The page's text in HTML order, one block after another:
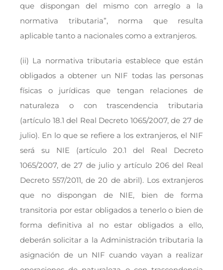
que dispongan del mismo con arreglo a la
normativa tributaria”, norma que resulta
aplicable tanto a nacionales como a extranjeros.
(ii) La normativa tributaria establece que están
obligados a obtener un NIF todas las personas
físicas o jurídicas que tengan relaciones de
naturaleza o con trascendencia tributaria
(artículo 18.1 del Real Decreto 1065/2007, de 27 de
julio). En lo que se refiere a los extranjeros, el NIF
será su NIE (artículo 20.1 del Real Decreto
1065/2007, de 27 de julio y artículo 206 del Real
Decreto 557/2011, de 20 de abril). Los extranjeros
que no dispongan de NIE, bien de forma
transitoria por estar obligados a tenerlo o bien de
forma definitiva al no estar obligados a ello,
deberán solicitar a la Administración tributaria la
asignación de un NIF cuando vayan a realizar